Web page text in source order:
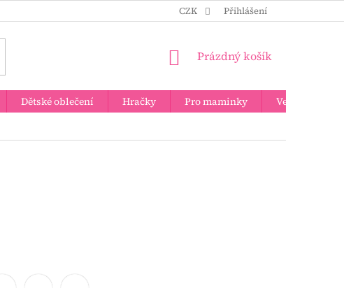
CZK Přihlášení
NÁKUPNÍ
Prázdný košík
Dětské oblečení Hračky Pro maminky
Velkoobchod